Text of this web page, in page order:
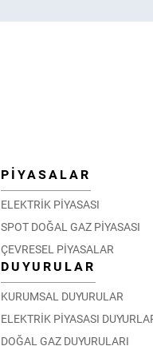
PİYASALAR
ELEKTRİK PİYASASI
SPOT DOĞAL GAZ PİYASASI
ÇEVRESEL PİYASALAR
DUYURULAR
KURUMSAL DUYURULAR
ELEKTRİK PİYASASI
DOĞAL GAZ DUYURULARI